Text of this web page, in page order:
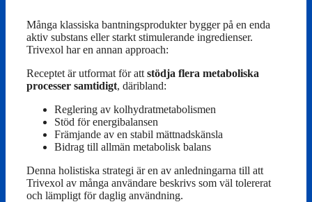
Många klassiska bantningsprodukter bygger på en enda
aktiv substans eller starkt stimulerande ingredienser.
Trivexol har en annan approach:
Receptet är utformat för att stödja flera metaboliska
processer samtidigt, däribland:
Reglering av kolhydratmetabolismen
Stöd för energibalansen
Främjande av en stabil mättnadskänsla
Bidrag till allmän metabolisk balans
Denna holistiska strategi är en av anledningarna till att
Trivexol av många användare beskrivs som väl tolererat
och lämpligt för daglig användning.